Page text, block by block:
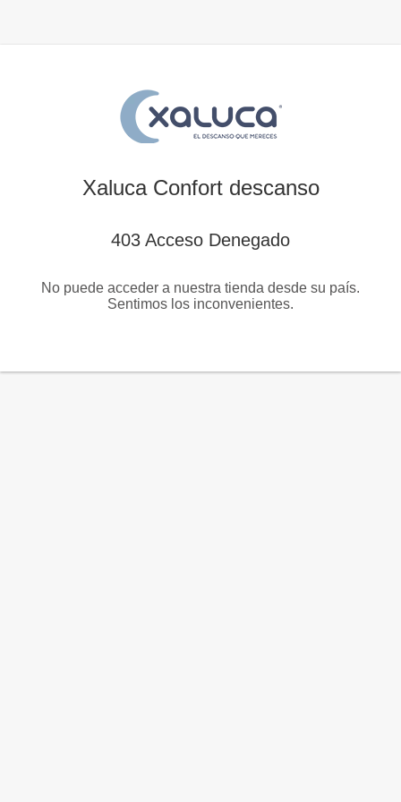
Xaluca Confort descanso
403 Acceso Denegado
No puede acceder a nuestra tienda desde su país.
Sentimos los inconvenientes.